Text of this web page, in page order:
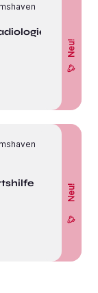
Neu!
Neu!